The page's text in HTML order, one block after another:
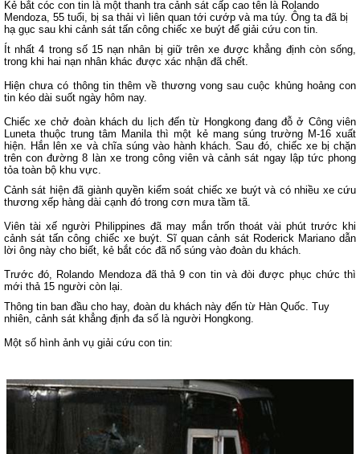
Kẻ bắt cóc con tin là một thanh tra cảnh sát cấp cao tên là Rolando
Mendoza, 55 tuổi, bị sa thải vì liên quan tới cướp và ma túy. Ông ta đã bị
hạ gục sau khi cảnh sát tấn công chiếc xe buýt để giải cứu con tin.
Ít nhất 4 trong số 15 nạn nhân bị giữ trên xe được khẳng định còn sống,
trong khi hai nạn nhân khác được xác nhận đã chết.
Hiện chưa có thông tin thêm về thương vong sau cuộc khủng hoảng con
tin kéo dài suốt ngày hôm nay.
Chiếc xe chở đoàn khách du lịch đến từ Hongkong đang đỗ ở Công viên
Luneta thuộc trung tâm Manila thì một kẻ mang súngtrường M-16 xuất
hiện. Hắn lên xe và chĩa súng vào hành khách.Sau đó, chiếc xe bị chặn
trên con đường 8 làn xe trong công viên và cảnh sát ngay lập tức phong
tỏa toàn bộ khu vực.
Cảnh sát hiện đã giành quyền kiểm soát chiếc xe buýt và có nhiều xe cứu
thương xếp hàng dài cạnh đó trong cơn mưa tầm tã.
Viên tài xế người Philippines đã may mắn trốn thoát vài phút trước khi
cảnh sát tấn công chiếc xe buýt. Sĩ quan cảnh sát Roderick Mariano dẫn
lời ông này cho biết, kẻ bắt cóc đã nổ súng vào đoàn du khách.
Trước đó, Rolando Mendoza đã thả 9 con tin và đòi được phục chức thì
mới thả 15 người còn lại.
Thông tin ban đầu cho hay, đoàn du khách này đến từ Hàn Quốc. Tuy
nhiên, cảnh sát khẳng định đa số là người Hongkong.
Một số hình ảnh vụ giải cứu con tin: